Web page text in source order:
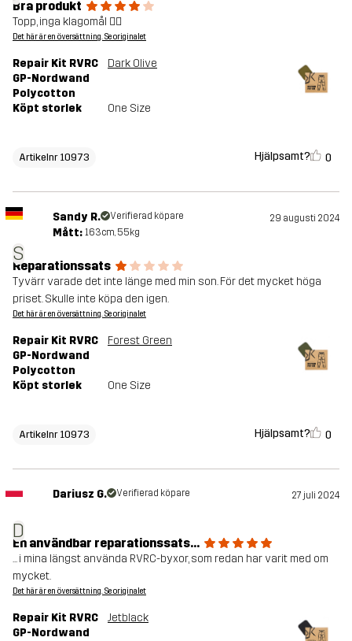
Bra produkt
Topp, inga klagomål 👍🏻
Det här är en översättning. Se originalet
Repair Kit RVRC
GP-Nordwand
Polycotton
Dark Olive
Köpt storlek One Size
Artikelnr 10973 Hjälpsamt? 0
S
Sandy R. Verifierad köpare 29 augusti 2024
Mått: 163cm, 55kg
Reparationssats
Tyvärr varade det inte länge med min son. För det mycket höga
priset. Skulle inte köpa den igen.
Det här är en översättning. Se originalet
Repair Kit RVRC
GP-Nordwand
Polycotton
Forest Green
Köpt storlek One Size
Artikelnr 10973 Hjälpsamt? 0
D
Dariusz G. Verifierad köpare 27 juli 2024
En användbar reparationssats...
... i mina längst använda RVRC-byxor, som redan har varit med om
mycket.
Det här är en översättning. Se originalet
Repair Kit RVRC
GP-Nordwand
Jetblack